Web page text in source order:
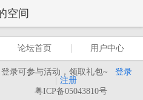
空间
论坛首页 用户中心
登录可参与活动，领取礼包~
登录
注册
粤ICP备05043810号